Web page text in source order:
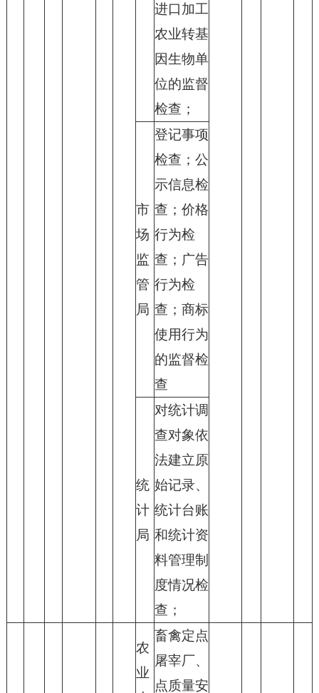
进口加工
农业转基
因生物单
位的监督
检查；
市
场
监
管
局
登记事项
检查；公
示信息检
查；价格
行为检
查；广告
行为检
查；商标
使用行为
的监督检
查
统
计
局
对统计调
查对象依
法建立原
始记录、
统计台账
和统计资
料管理制
度情况检
查；
农
业
畜禽定点
屠宰厂、
点质量安